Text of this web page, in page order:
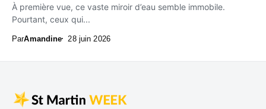
À première vue, ce vaste miroir d’eau semble immobile.
Pourtant, ceux qui...
ParAmandine 28 juin 2026